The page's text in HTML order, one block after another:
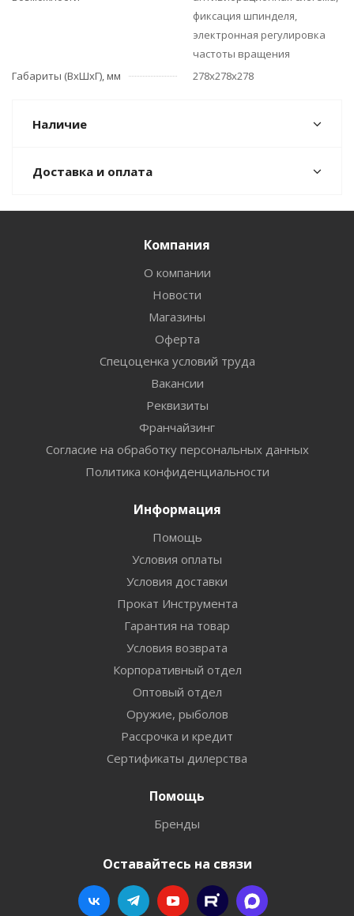
фиксация шпинделя,
электронная регулировка
частоты вращения
Габариты (ВхШхГ), мм
278х278х278
Наличие
Доставка и оплата
Компания
О компании
Новости
Магазины
Оферта
Спецоценка условий труда
Вакансии
Реквизиты
Франчайзинг
Согласие на обработку персональных данных
Политика конфиденциальности
Информация
Помощь
Условия оплаты
Условия доставки
Прокат Инструмента
Гарантия на товар
Условия возврата
Корпоративный отдел
Оптовый отдел
Оружие, рыболов
Рассрочка и кредит
Сертификаты дилерства
Помощь
Бренды
Оставайтесь на связи